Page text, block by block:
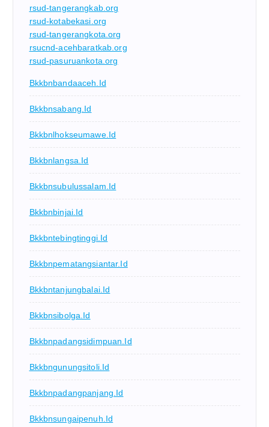
rsud-tangerangkab.org
rsud-kotabekasi.org
rsud-tangerangkota.org
rsucnd-acehbaratkab.org
rsud-pasuruankota.org
Bkkbnbandaaceh.id
Bkkbnsabang.id
Bkkbnlhokseumawe.id
Bkkbnlangsa.id
Bkkbnsubulussalam.id
Bkkbnbinjai.id
Bkkbntebingtinggi.id
Bkkbnpematangsiantar.id
Bkkbntanjungbalai.id
Bkkbnsibolga.id
Bkkbnpadangsidimpuan.id
Bkkbngunungsitoli.id
Bkkbnpadangpanjang.id
Bkkbnsungaipenuh.id